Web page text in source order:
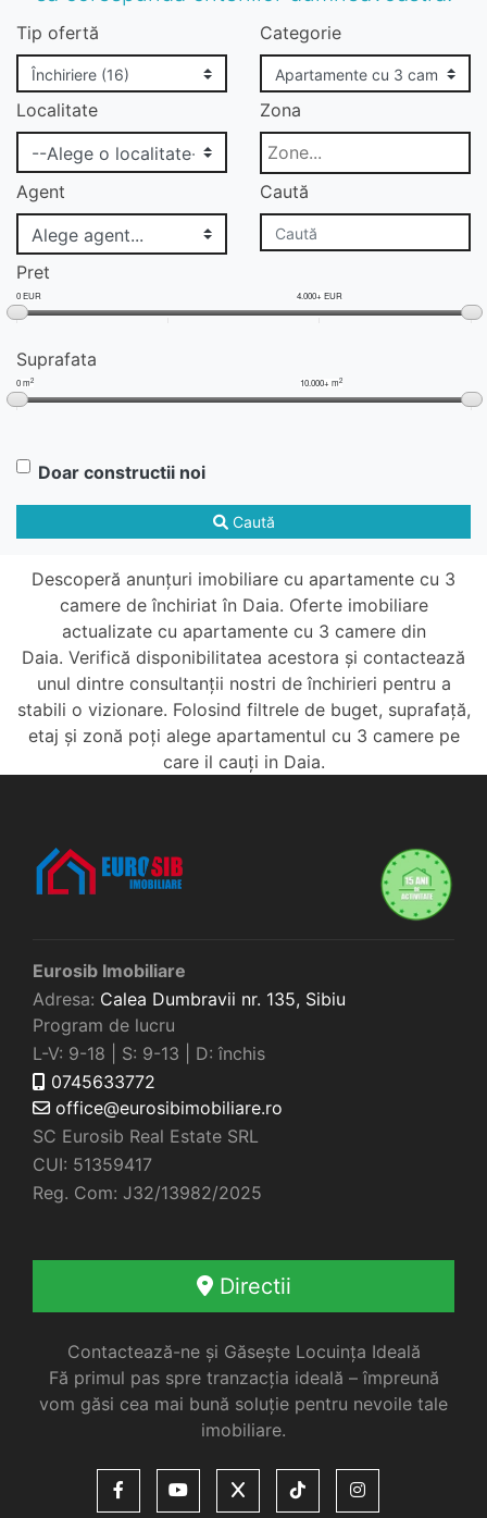
Tip ofertă Categorie
Localitate Zona
Agent Caută
Pret
0 EUR 4.000+ EUR
Suprafata
0 m2 10.000+ m2
Doar constructii noi
Caută
Descoperă anunțuri imobiliare cu apartamente cu 3
camere de închiriat în Daia. Oferte imobiliare
actualizate cu apartamente cu 3 camere din
Daia. Verifică disponibilitatea acestora și contactează
unul dintre consultanții nostri de închirieri pentru a
stabili o vizionare. Folosind filtrele de buget, suprafață,
etaj și zonă poți alege apartamentul cu 3 camere pe
care il cauți in Daia.
Eurosib Imobiliare
Adresa: Calea Dumbravii nr. 135, Sibiu
Program de lucru
L-V: 9-18 | S: 9-13 | D: închis
0745633772
office@eurosibimobiliare.ro
SC Eurosib Real Estate SRL
CUI: 51359417
Reg. Com: J32/13982/2025
Directii
Contactează-ne și Găsește Locuința Ideală
Fă primul pas spre tranzacția ideală – împreună
vom găsi cea mai bună soluție pentru nevoile tale
imobiliare.